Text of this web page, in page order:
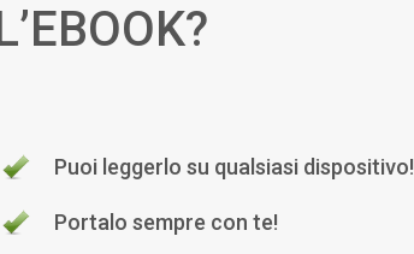
Puoi leggerlo su qualsiasi dispositivo!
Portalo sempre con te!